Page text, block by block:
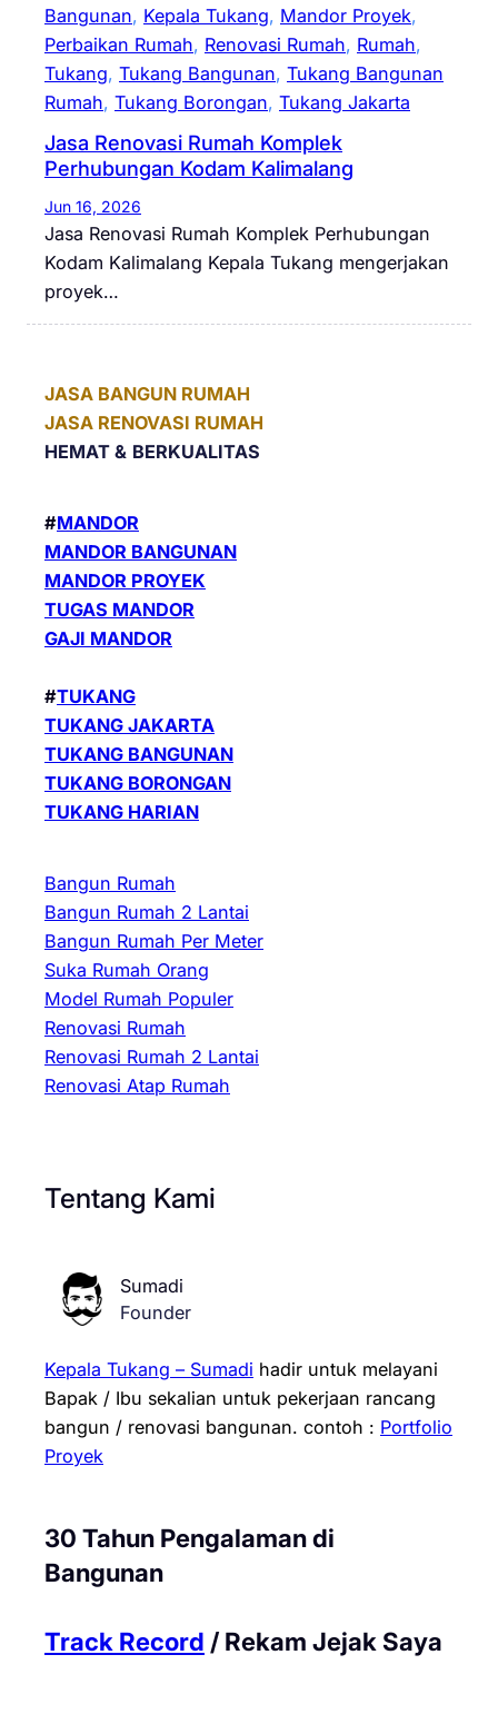
Bangunan, Kepala Tukang, Mandor Proyek
Perbaikan Rumah, Renovasi Rumah, Rumah
Tukang, Tukang Bangunan, Tukang Bangunan
Rumah, Tukang Borongan, Tukang Jakarta
Jasa Renovasi Rumah Komplek
Perhubungan Kodam Kalimalang
Jun 16, 2026
Jasa Renovasi Rumah Komplek Perhubungan
Kodam Kalimalang Kepala Tukang mengerjakan
proyek…
JASA BANGUN RUMAH
JASA RENOVASI RUMAH
HEMAT & BERKUALITAS
#MANDOR
MANDOR BANGUNAN
MANDOR PROYEK
TUGAS MANDOR
GAJI MANDOR
#TUKANG
TUKANG JAKARTA
TUKANG BANGUNAN
TUKANG BORONGAN
TUKANG HARIAN
Bangun Rumah
Bangun Rumah 2 Lantai
Bangun Rumah Per Meter
Suka Rumah Orang
Model Rumah Populer
Renovasi Rumah
Renovasi Rumah 2 Lantai
Renovasi Atap Rumah
Tentang Kami
Sumadi
Founder
Kepala Tukang – Sumadi hadir untuk melayani
Bapak / Ibu sekalian untuk pekerjaan rancang
bangun / renovasi bangunan. contoh : Portfolio
Proyek
30 Tahun Pengalaman di
Bangunan
Track Record / Rekam Jejak Saya